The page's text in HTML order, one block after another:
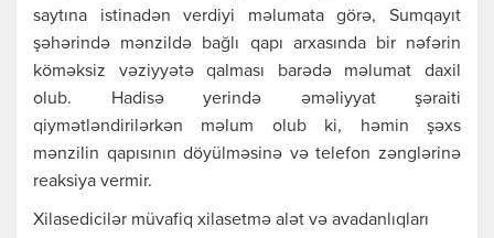
saytına istinadən verdiyi məlumata görə, Sumqayıt
şəhərində mənzildə bağlı qapı arxasında bir nəfərin
köməksiz vəziyyətə qalması barədə məlumat daxil
olub. Hadisə yerində əməliyyat şəraiti
qiymətləndirilərkən məlum olub ki, həmin şəxs
mənzilin qapısının döyülməsinə və telefon zənglərinə
reaksiya vermir.
Xilasedicilər müvafiq xilasetmə alət və avadanlıqları